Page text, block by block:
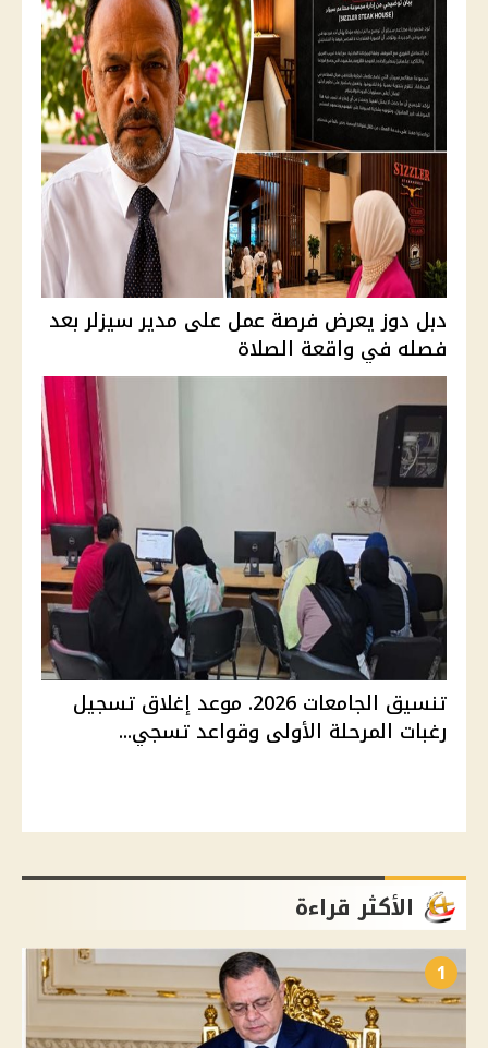
دبل دوز يعرض فرصة عمل على مدير سيزلر بعد
فصله في واقعة الصلاة
تنسيق الجامعات 2026. موعد إغلاق تسجيل
رغبات المرحلة الأولى وقواعد تسجي...
الأكثر قراءة
1